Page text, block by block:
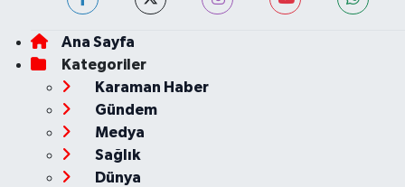
Ana Sayfa
Kategoriler
Karaman Haber
Gündem
Medya
Sağlık
Dünya